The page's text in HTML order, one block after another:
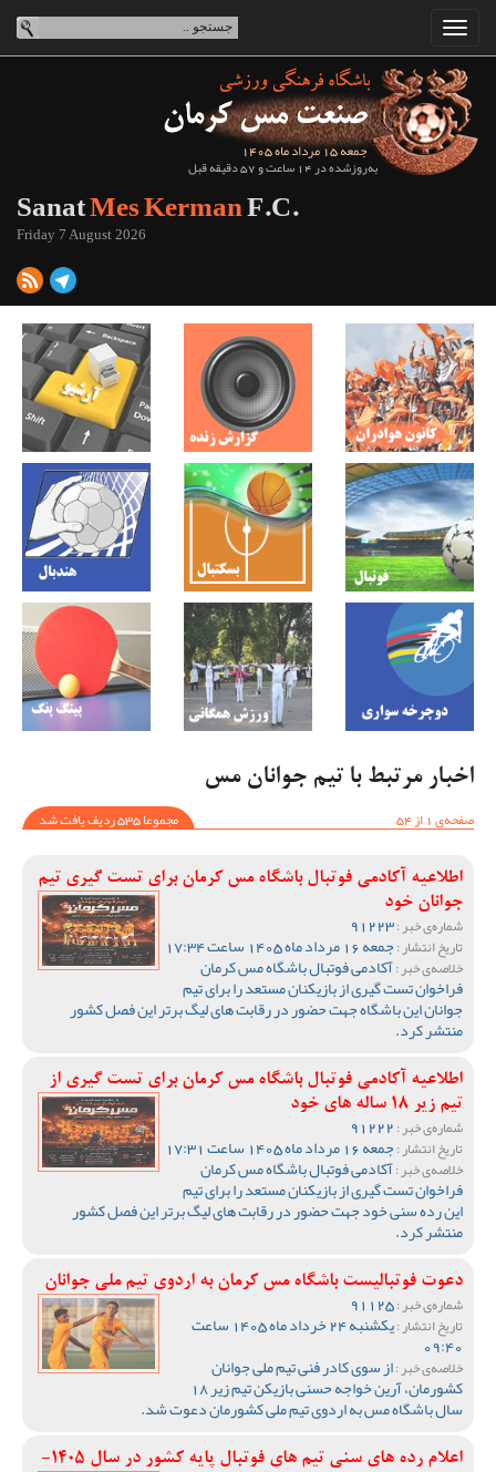
جمعه 15 مرداد ماه 1405
به‌روزشده در 14 ساعت و 57 دقیقه قبل
SanatMes KermanF.C.
Friday 7 August 2026
اخبار مرتبط با تیم جوانان مس
صفحه‌ی 1 از 54
مجموعا 535 ردیف یافت شد
اطلاعیه آکادمی فوتبال باشگاه مس کرمان برای تست گیری تیم
جوانان خود
شماره‌ی خبر :
تاریخ انتشار :جمعه 16 مرداد ماه 1405 ساعت 17:34
خلاصه‌ی خبر :آکادمی فوتبال باشگاه مس کرمان
فراخوان تست گیری از بازیکنان مستعد را برای تیم
جوانان این باشگاه جهت حضور در رقابت های لیگ برتر این فصل کشور
منتشر کرد.
اطلاعیه آکادمی فوتبال باشگاه مس کرمان برای تست گیری از
تیم زیر 18 ساله های خود
شماره‌ی خبر :
تاریخ انتشار :جمعه 16 مرداد ماه 1405 ساعت 17:31
خلاصه‌ی خبر :آکادمی فوتبال باشگاه مس کرمان
فراخوان تست گیری از بازیکنان مستعد را برای تیم
این رده سنی خود جهت حضور در رقابت های لیگ برتر این فصل کشور
منتشر کرد.
دعوت فوتبالیست باشگاه مس کرمان به اردوی تیم ملی جوانان
شماره‌ی خبر :
تاریخ انتشار : یکشنبه 24 خرداد ماه 1405 ساعت
09:40
خلاصه‌ی خبر :از سوی کادر فنی تیم ملی جوانان
کشورمان، آرین خواجه حسنی بازیکن تیم زیر 18
سال باشگاه مس به اردوی تیم ملی کشورمان دعوت شد.
اعلام رده های سنی تیم های فوتبال پایه کشور در سال 1405-